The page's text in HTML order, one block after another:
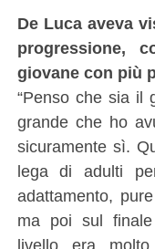
De Luca aveva
progressione,
giovane con più
“Penso che sia il
grande che ho
sicuramente sì.
lega di adulti
adattamento,
ma poi sul
livello era